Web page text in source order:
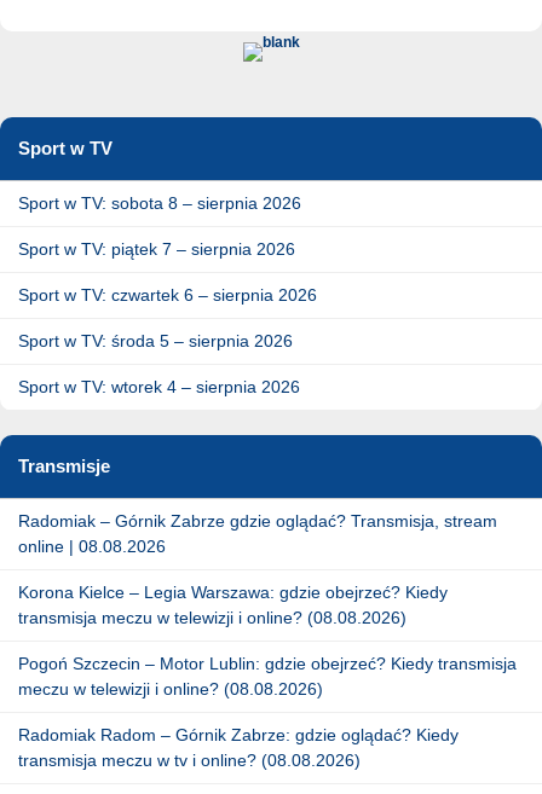
Sport w TV
Sport w TV: sobota 8 – sierpnia 2026
Sport w TV: piątek 7 – sierpnia 2026
Sport w TV: czwartek 6 – sierpnia 2026
Sport w TV: środa 5 – sierpnia 2026
Sport w TV: wtorek 4 – sierpnia 2026
Transmisje
Radomiak – Górnik Zabrze gdzie oglądać? Transmisja, stream
online | 08.08.2026
Korona Kielce – Legia Warszawa: gdzie obejrzeć? Kiedy
transmisja meczu w telewizji i online? (08.08.2026)
Pogoń Szczecin – Motor Lublin: gdzie obejrzeć? Kiedy transmisja
meczu w telewizji i online? (08.08.2026)
Radomiak Radom – Górnik Zabrze: gdzie oglądać? Kiedy
transmisja meczu w tv i online? (08.08.2026)